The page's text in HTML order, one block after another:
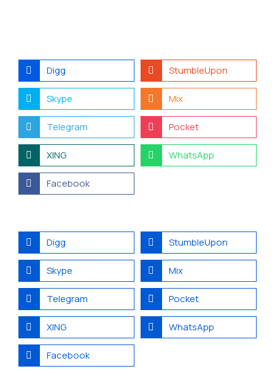
Digg StumbleUpon
Skype Mix
Telegram Pocket
XING WhatsApp
Facebook
Digg StumbleUpon
Skype Mix
Telegram Pocket
XING WhatsApp
Facebook